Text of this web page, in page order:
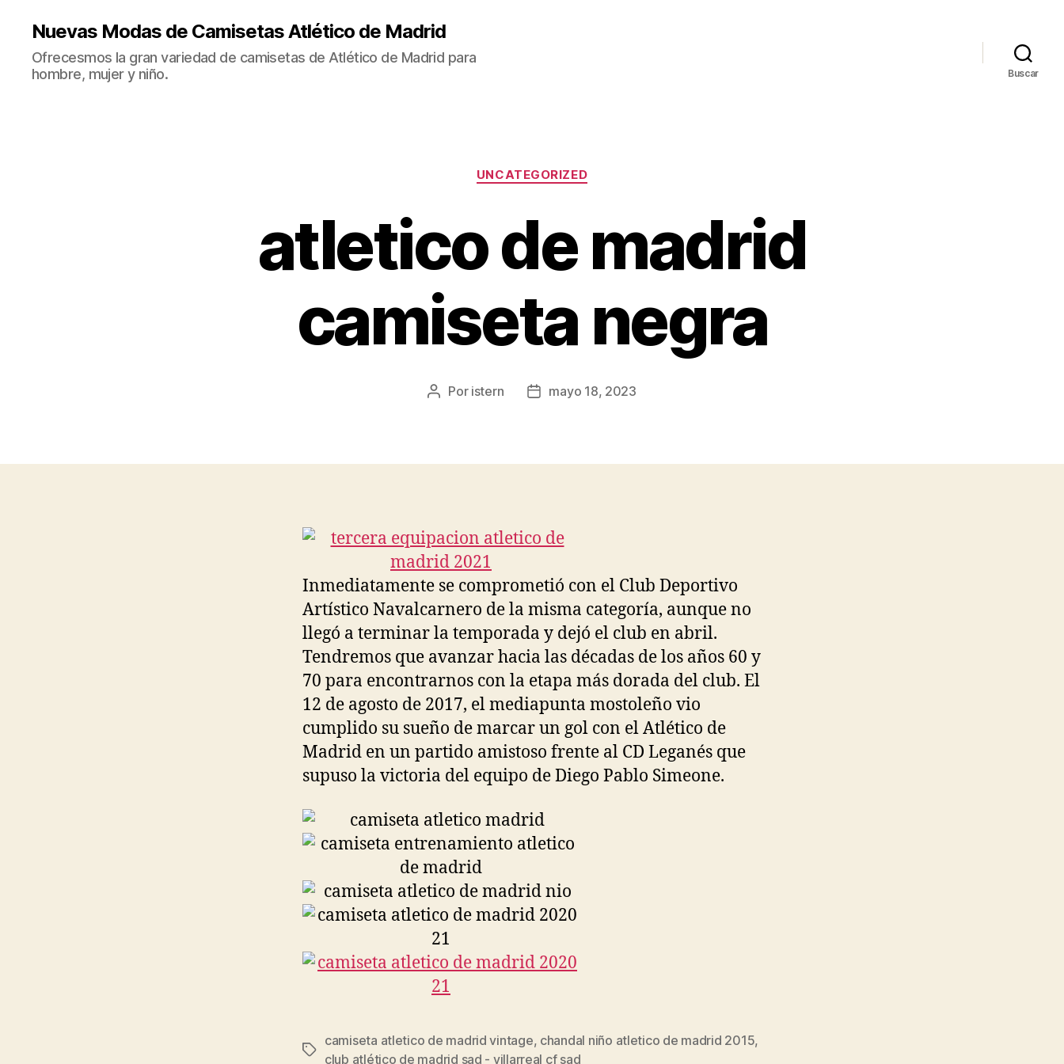
Nuevas Modas de Camisetas Atlético de Madrid
Ofrecesmos la gran variedad de camisetas de Atlético de Madrid para
hombre, mujer y niño.
Buscar
Categorías
UNCATEGORIZED
atletico de madrid
camiseta negra
Autor
Por istern
Fechamayo 18, 2023
Inmediatamente se comprometió con el Club Deportivo
Artístico Navalcarnero de la misma categoría, aunque no
llegó a terminar la temporada y dejó el club en abril.
Tendremos que avanzar hacia las décadas de los años 60 y
70 para encontrarnos con la etapa más dorada del club. El
12 de agosto de 2017, el mediapunta mostoleño vio
cumplido su sueño de marcar un gol con el Atlético de
Madrid en un partido amistoso frente al CD Leganés que
supuso la victoria del equipo de Diego Pablo Simeone.
Etiquetas
camiseta atletico de madrid vintage, chandal niño atletico de madrid 2015,
club atlético de madrid sad - villarreal cf sad